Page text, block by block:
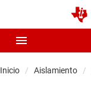
Inicio Aislamiento